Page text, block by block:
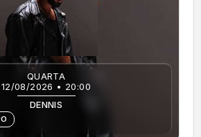
QUARTA
12/08/2026 • 20:00
DENNIS